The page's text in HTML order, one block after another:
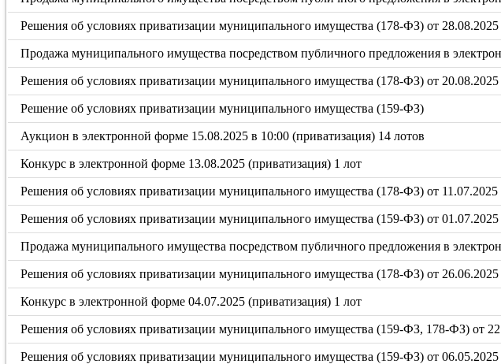
Решения об условиях приватизации муниципального имущества (178-ФЗ) от 28.08.2025
Продажа муниципального имущества посредством публичного предложения в
Решения об условиях приватизации муниципального имущества (178-ФЗ) от 20.08.2025
Решение об условиях приватизации муниципального имущества (159-ФЗ)
Аукцион в электронной форме 15.08.2025 в 10:00 (приватизация) 14 лотов
Конкурс в электронной форме 13.08.2025 (приватизация) 1 лот
Решения об условиях приватизации муниципального имущества (178-ФЗ) от 11.07.2025
Решения об условиях приватизации муниципального имущества (159-ФЗ) от 01.07.2025
Продажа муниципального имущества посредством публичного предложения в
Решения об условиях приватизации муниципального имущества (178-ФЗ) от 26.06.2025
Конкурс в электронной форме 04.07.2025 (приватизация) 1 лот
Решения об условиях приватизации муниципального имущества (159-ФЗ, 178-ФЗ) от
Решения об условиях приватизации муниципального имущества (159-ФЗ) от 06.05.2025